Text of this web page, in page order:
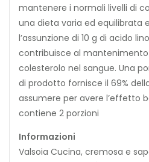
mantenere i normali livelli di
una dieta varia ed equilibrata
l’assunzione di 10 g di acido
contribuisce al mantenimento
colesterolo nel sangue. Una
di prodotto fornisce il 69%
assumere per avere l’effetto
contiene 2 porzioni
Informazioni
Valsoia Cucina, cremosa e